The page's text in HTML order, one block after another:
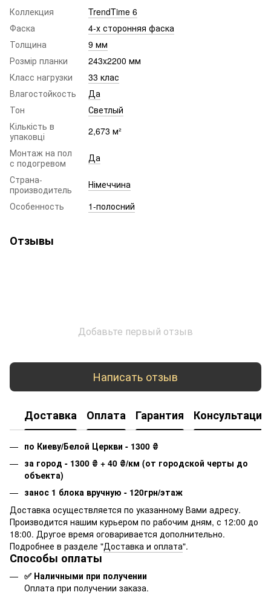
Коллекция
TrendTime 6
Фаска
4-х сторонняя фаска
Толщина
9 мм
Розмір планки
243x2200 мм
Класс нагрузки
33 клас
Влагостойкость
Да
Тон
Светлый
Кількість в
упаковці
2,673 м²
Монтаж на пол
с подогревом
Да
Страна-
производитель
Німеччина
Особенность
1-полосний
Отзывы
Добавьте первый отзыв
Написать отзыв
Доставка Оплата Гарантия Консультация
по Киеву/Белой Церкви - 1300 ₴
за город - 1300 ₴ + 40 ₴/км (от городской черты до
объекта)
занос 1 блока вручную - 120грн/этаж
Доставка осуществляется по указанному Вами адресу.
Производится нашим курьером по рабочим дням, с 12:00 до
18:00. Другое время оговаривается дополнительно.
Подробнее в разделе "Доставка и оплата".
Способы оплаты
✅ Наличными при получении
Оплата при получении заказа.